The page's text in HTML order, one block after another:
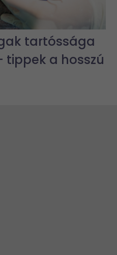
tartóssága
a hosszú